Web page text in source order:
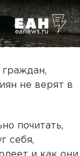
не верят в
почитать,
себя,